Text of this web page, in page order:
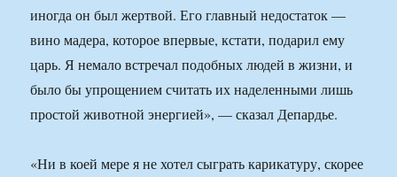
иногда он был жертвой. Его главный недостаток —
вино мадера, которое впервые, кстати, подарил ему
царь. Я немало встречал подобных людей в жизни, и
было бы упрощением считать их наделенными лишь
простой животной энергией», — сказал Депардье.
«Ни в коей мере я не хотел сыграть карикатуру, скорее